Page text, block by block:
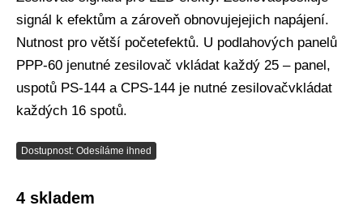
signál k efektům a zároveň obnovujejejich napájení.
Nutnost pro větší početefektů. U podlahových panelů
PPP-60 jenutné zesilovač vkládat každý 25 – panel,
uspotů PS-144 a CPS-144 je nutné zesilovačvkládat
každých 16 spotů.
Dostupnost: Odesíláme ihned
4 skladem